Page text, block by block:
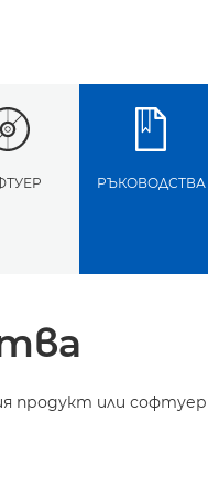
РЪКОВОДСТВА
продукт или софтуер